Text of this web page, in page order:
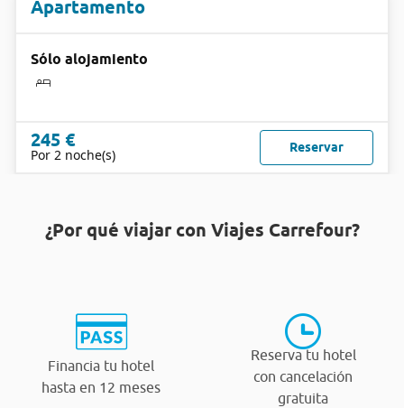
Apartamento
Sólo alojamiento
245 €
Por 2 noche(s) Reservar
¿Por qué viajar con Viajes Carrefour?
Financia tu hotel
hasta en 12 meses
Reserva tu hotel
con cancelación
gratuita